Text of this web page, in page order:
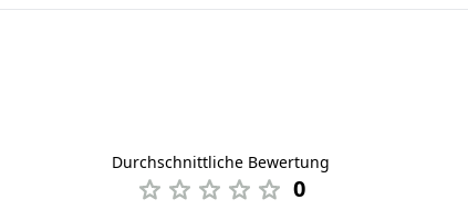
Durchschnittliche Bewertung
0